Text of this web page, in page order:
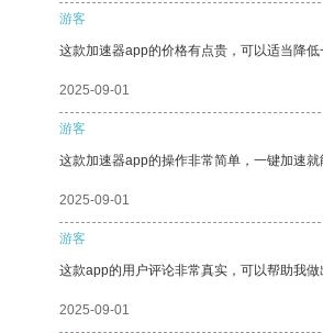
游客
这款加速器app的价格有点贵，可以适当降
2025-09-01
游客
这款加速器app的操作非常简单，一键加速就
2025-09-01
游客
这款app的用户评论非常真实，可以帮助我做
2025-09-01